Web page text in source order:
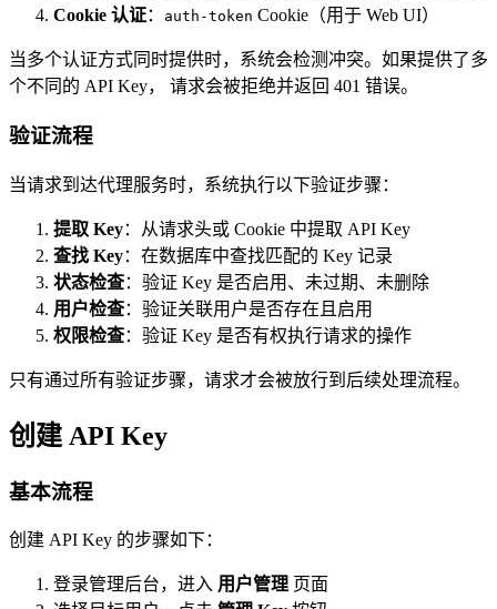
Cookie 认证： auth-token Cookie（用于 Web UI）
当多个认证方式同时提供时，系统会检测冲突。如果提供了多
个不同的 API Key，
请求会被拒绝并返回 401 错误。
验证流程
当请求到达代理服务时，系统执行以下验证步骤：
提取 Key：从请求头或 Cookie 中提取 API Key
查找 Key：在数据库中查找匹配的 Key 记录
状态检查：验证 Key 是否启用、未过期、未删除
用户检查：验证关联用户是否存在且启用
权限检查：验证 Key 是否有权执行请求的操作
只有通过所有验证步骤，请求才会被放行到后续处理流程。
创建 API Key
基本流程
创建 API Key 的步骤如下：
登录管理后台，进入 用户管理 页面